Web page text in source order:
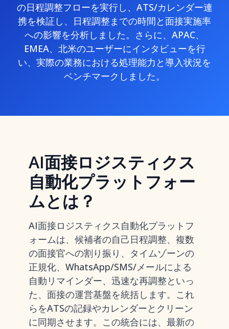
の日程調整フローを実行し、ATS/カレンダー連
携を検証し、日程調整までの時間と面接実施率
への影響を分析しました。さらに、APAC、
EMEA、北米のユーザーにインタビューを行
い、実際の業務における処理能力と導入状況を
ベンチマークしました。
AI面接ロジスティクス
自動化プラットフォー
ムとは？
AI面接ロジスティクス自動化プラットフ
ォームは、候補者の自己日程調整、複数
の面接官への割り振り、タイムゾーンの
正規化、WhatsApp/SMS/メールによる
自動リマインダー、迅速な再調整といっ
た、面接の運営基盤を統括します。これ
らをATSの記録やカレンダーとクリーン
に同期させます。この統合には、最新の